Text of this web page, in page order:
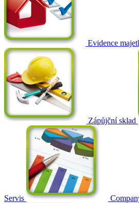
Evidence
Zápůjční sklad
Servis